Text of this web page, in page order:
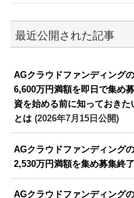
最近公開された記事
AGクラウドファンディング
6,600万円満額を即日で集め
資を始める前に知っておき
とは (2026年7月15日公開)
AGクラウドファンディング
2,530万円満額を集め募集終了
AGクラウドファンディング